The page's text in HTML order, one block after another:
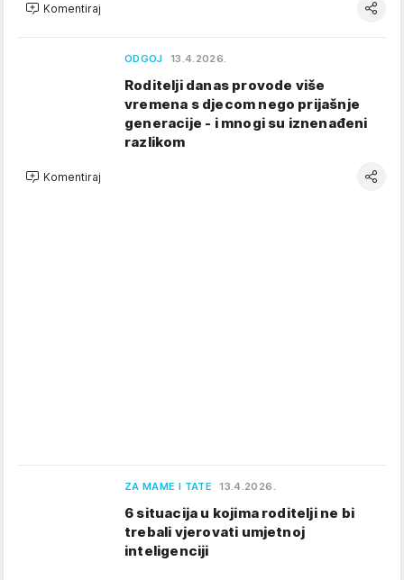
Komentiraj
ODGOJ 13.4.2026.
Roditelji danas provode više
vremena s djecom nego prijašnje
generacije - i mnogi su iznenađeni
razlikom
Komentiraj
ZA MAME I TATE 13.4.2026.
6 situacija u kojima roditelji ne bi
trebali vjerovati umjetnoj
inteligenciji